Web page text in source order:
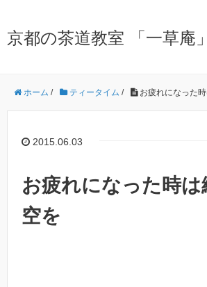
京都の茶道教室 「一草庵」
ホーム / ティータイム / お疲れになった
2015.06.03
お疲れになった時は
空を